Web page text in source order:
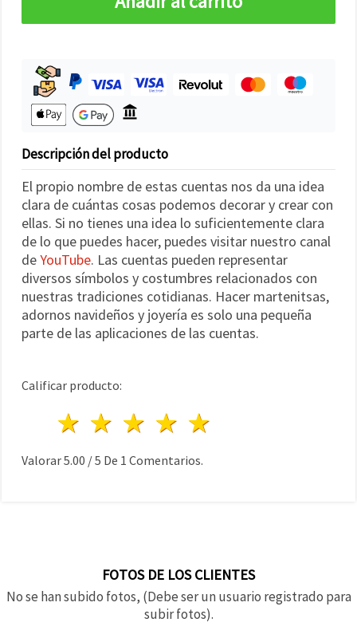
Descripción del producto
El propio nombre de estas cuentas nos da una idea
clara de cuántas cosas podemos decorar y crear con
ellas. Si no tienes una idea lo suficientemente clara
de lo que puedes hacer, puedes visitar nuestro canal
deYouTube. Las cuentas pueden representar
diversos símbolos y costumbres relacionados con
nuestras tradiciones cotidianas. Hacer martenitsas,
adornos navideños y joyería es solo una pequeña
parte de las aplicaciones de las cuentas.
Calificar producto:
4 estrellas
3 estrellas
2 estrellas
1 estrella
Valorar5.00 /5 De 1 Comentarios.
FOTOS DE LOS CLIENTES
No se han subido fotos, (Debe ser un usuario registrado para
subir fotos).